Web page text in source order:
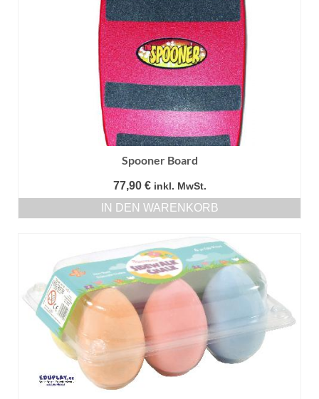
Spooner Board
77,90 € inkl. MwSt.
IN DEN WARENKORB